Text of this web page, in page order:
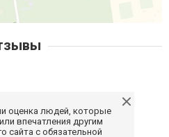
оценка людей, которые
впечатления другим
сайта с обязательной